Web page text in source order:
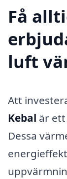
Få
luft
Att
Kebal är
Dessa